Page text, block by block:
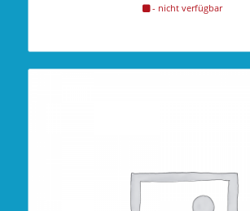
- nicht verfügbar